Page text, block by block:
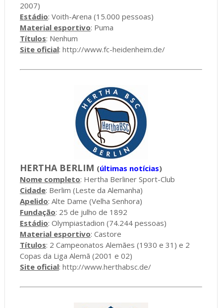
2007)
Estádio: Voith-Arena (15.000 pessoas)
Material esportivo: Puma
Títulos: Nenhum
Site oficial: http://www.fc-heidenheim.de/
HERTHA BERLIM (últimas notícias)
Nome completo: Hertha Berliner Sport-Club
Cidade: Berlim (Leste da Alemanha)
Apelido: Alte Dame (Velha Senhora)
Fundação: 25 de julho de 1892
Estádio: Olympiastadion (74.244 pessoas)
Material esportivo: Castore
Títulos: 2 Campeonatos Alemães (1930 e 31) e 2
Copas da Liga Alemã (2001 e 02)
Site oficial: http://www.herthabsc.de/